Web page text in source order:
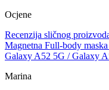
Ocjene
Recenzija sličnog
Magnetna Full-body
Galaxy A52 5G / Galaxy
Marina